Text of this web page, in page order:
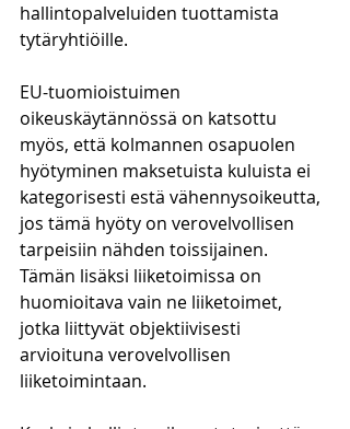
hallintopalveluiden tuottamista
tytäryhtiöille.
EU-tuomioistuimen
oikeuskäytännössä on katsottu
myös, että kolmannen osapuolen
hyötyminen maksetuista kuluista ei
kategorisesti estä vähennysoikeutta,
jos tämä hyöty on verovelvollisen
tarpeisiin nähden toissijainen.
Tämän lisäksi liiketoimissa on
huomioitava vain ne liiketoimet,
jotka liittyvät objektiivisesti
arvioituna verovelvollisen
liiketoimintaan.